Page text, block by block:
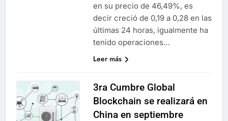
en su precio de 46,49%, es
decir creció de 0,19 a 0,28 en las
últimas 24 horas, igualmente ha
tenido operaciones…
Leer más
3ra Cumbre Global
Blockchain se realizará en
China en septiembre